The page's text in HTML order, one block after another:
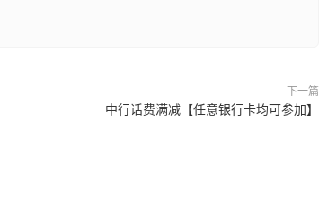
下一篇
中行话费满减【任意银行卡均可参加】